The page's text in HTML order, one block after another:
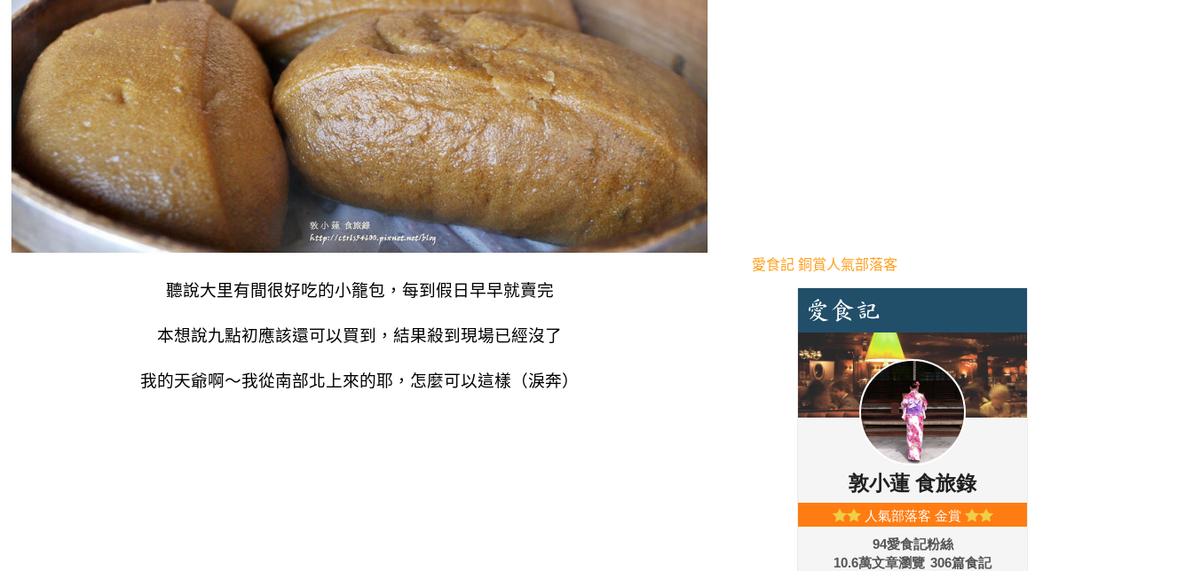
聽說大里有間很好吃的小籠包，每到假日早早就賣完
本想說九點初應該還可以買到，結果殺到現場已經沒了
我的天爺啊～我從南部北上來的耶，怎麼可以這樣（淚奔）
愛食記 銅賞人氣部落客